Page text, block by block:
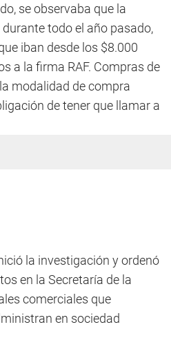
se observaba que la
todo el año pasado,
iban desde los $8.000
a la firma RAF. Compras de
modalidad de compra
de tener que llamar a
la investigación y ordenó
en la Secretaría de la
comerciales que
en sociedad